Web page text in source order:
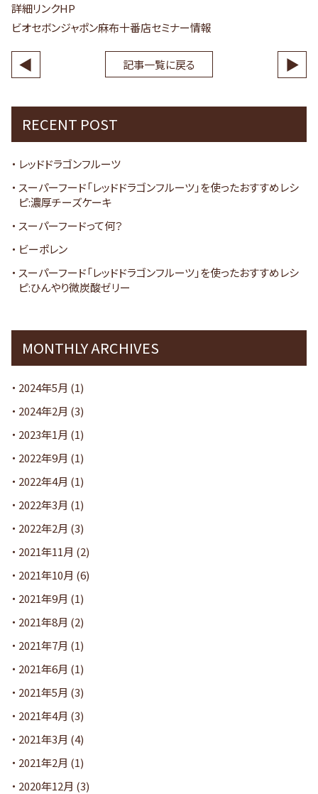
RECENT POST
レッドドラゴンフルーツ
スーパーフード「レッドドラゴンフルーツ」を使ったおすすめレシ
ピ:濃厚チーズケーキ
スーパーフードって何？
ビーポレン
スーパーフード「レッドドラゴンフルーツ」を使ったおすすめレシ
ピ:ひんやり微炭酸ゼリー
MONTHLY ARCHIVES
2024年5月 (1)
2024年2月 (3)
2023年1月 (1)
2022年9月 (1)
2022年4月 (1)
2022年3月 (1)
2022年2月 (3)
2021年11月 (2)
2021年10月 (6)
2021年9月 (1)
2021年8月 (2)
2021年7月 (1)
2021年6月 (1)
2021年5月 (3)
2021年4月 (3)
2021年3月 (4)
2021年2月 (1)
2020年12月 (3)
詳細リンクHP
ビオセボンジャポン麻布十番店セミナー情報
◀ 記事一覧に戻る ▶